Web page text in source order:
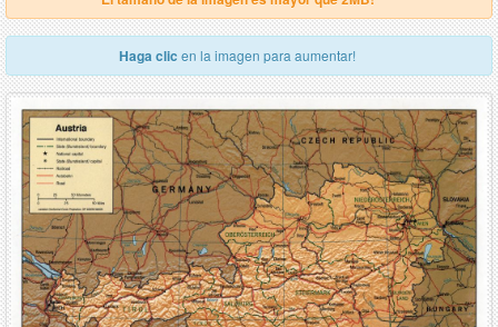
Haga clic en la imagen para aumentar!